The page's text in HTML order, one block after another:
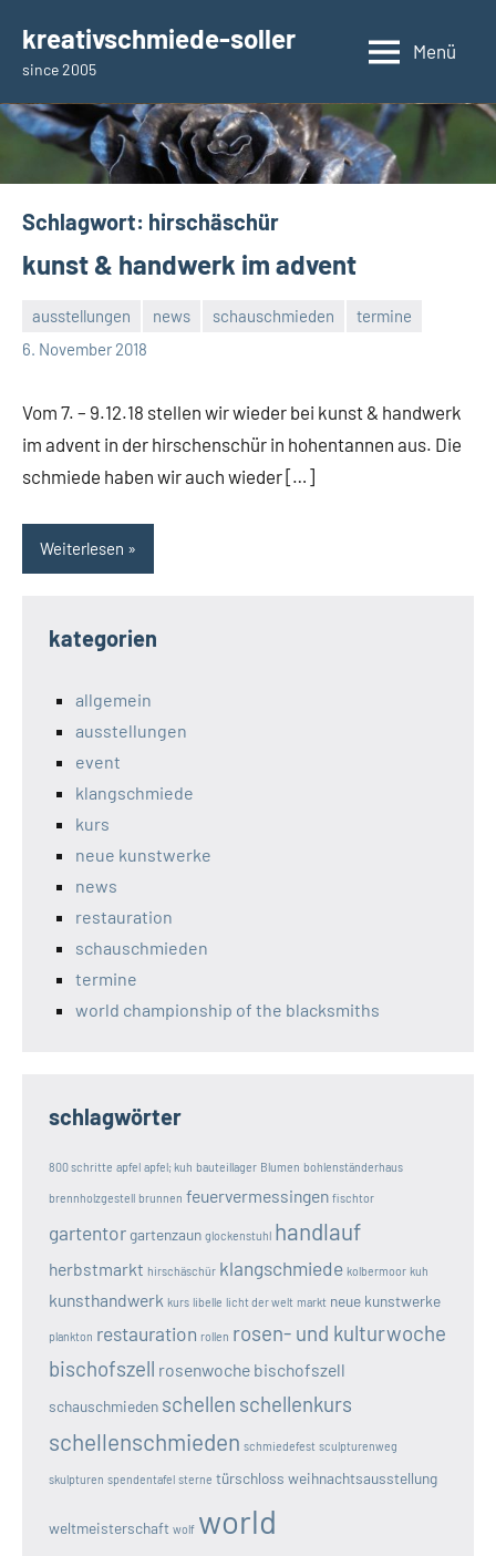
Inhalt
springen
kreativschmiede-soller
since 2005
Menü
Schlagwort: hirschäschür
kunst & handwerk im advent
ausstellungen news schauschmieden
termine
6. November 2018
rene
Vom 7. – 9.12.18 stellen wir wieder bei kunst & handwerk
im advent in der hirschenschür in hohentannen aus. Die
schmiede haben wir auch wieder […]
Weiterlesen
kategorien
allgemein
ausstellungen
event
klangschmiede
kurs
neue kunstwerke
news
restauration
schauschmieden
termine
world championship of the blacksmiths
schlagwörter
800 schritte apfel apfel; kuh bauteillager Blumen bohlenständerhaus
brennholzgestell brunnen feuervermessingen fischtor
gartentor gartenzaun glockenstuhl handlauf
herbstmarkt hirschäschür klangschmiede kolbermoor kuh
kunsthandwerk kurs libelle licht der welt markt neue kunstwerke
plankton restauration rollen rosen- und kulturwoche
bischofszell rosenwoche bischofszell
schauschmieden schellen schellenkurs
schellenschmieden schmiedefest sculpturenweg
skulpturen spendentafel sterne türschloss weihnachtsausstellung
weltmeisterschaft wolf world